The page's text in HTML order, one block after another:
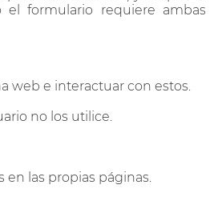
formulario requiere ambas
web e interactuar con estos.
no los utilice.
en las propias páginas.